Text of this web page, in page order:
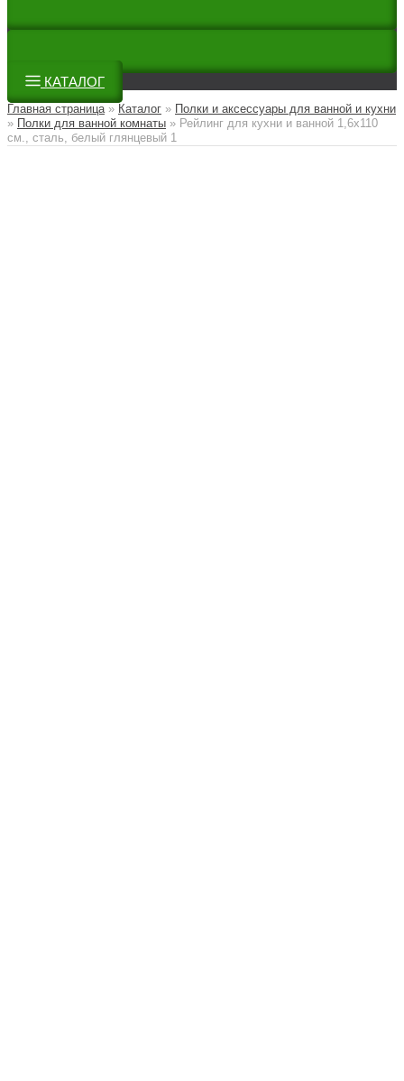
КАТАЛОГ
Главная страница» Каталог » Полки и аксессуары для ванной и кухни
» Полки для ванной комнаты » Рейлинг для кухни и ванной 1,6х110
см., сталь, белый глянцевый 1